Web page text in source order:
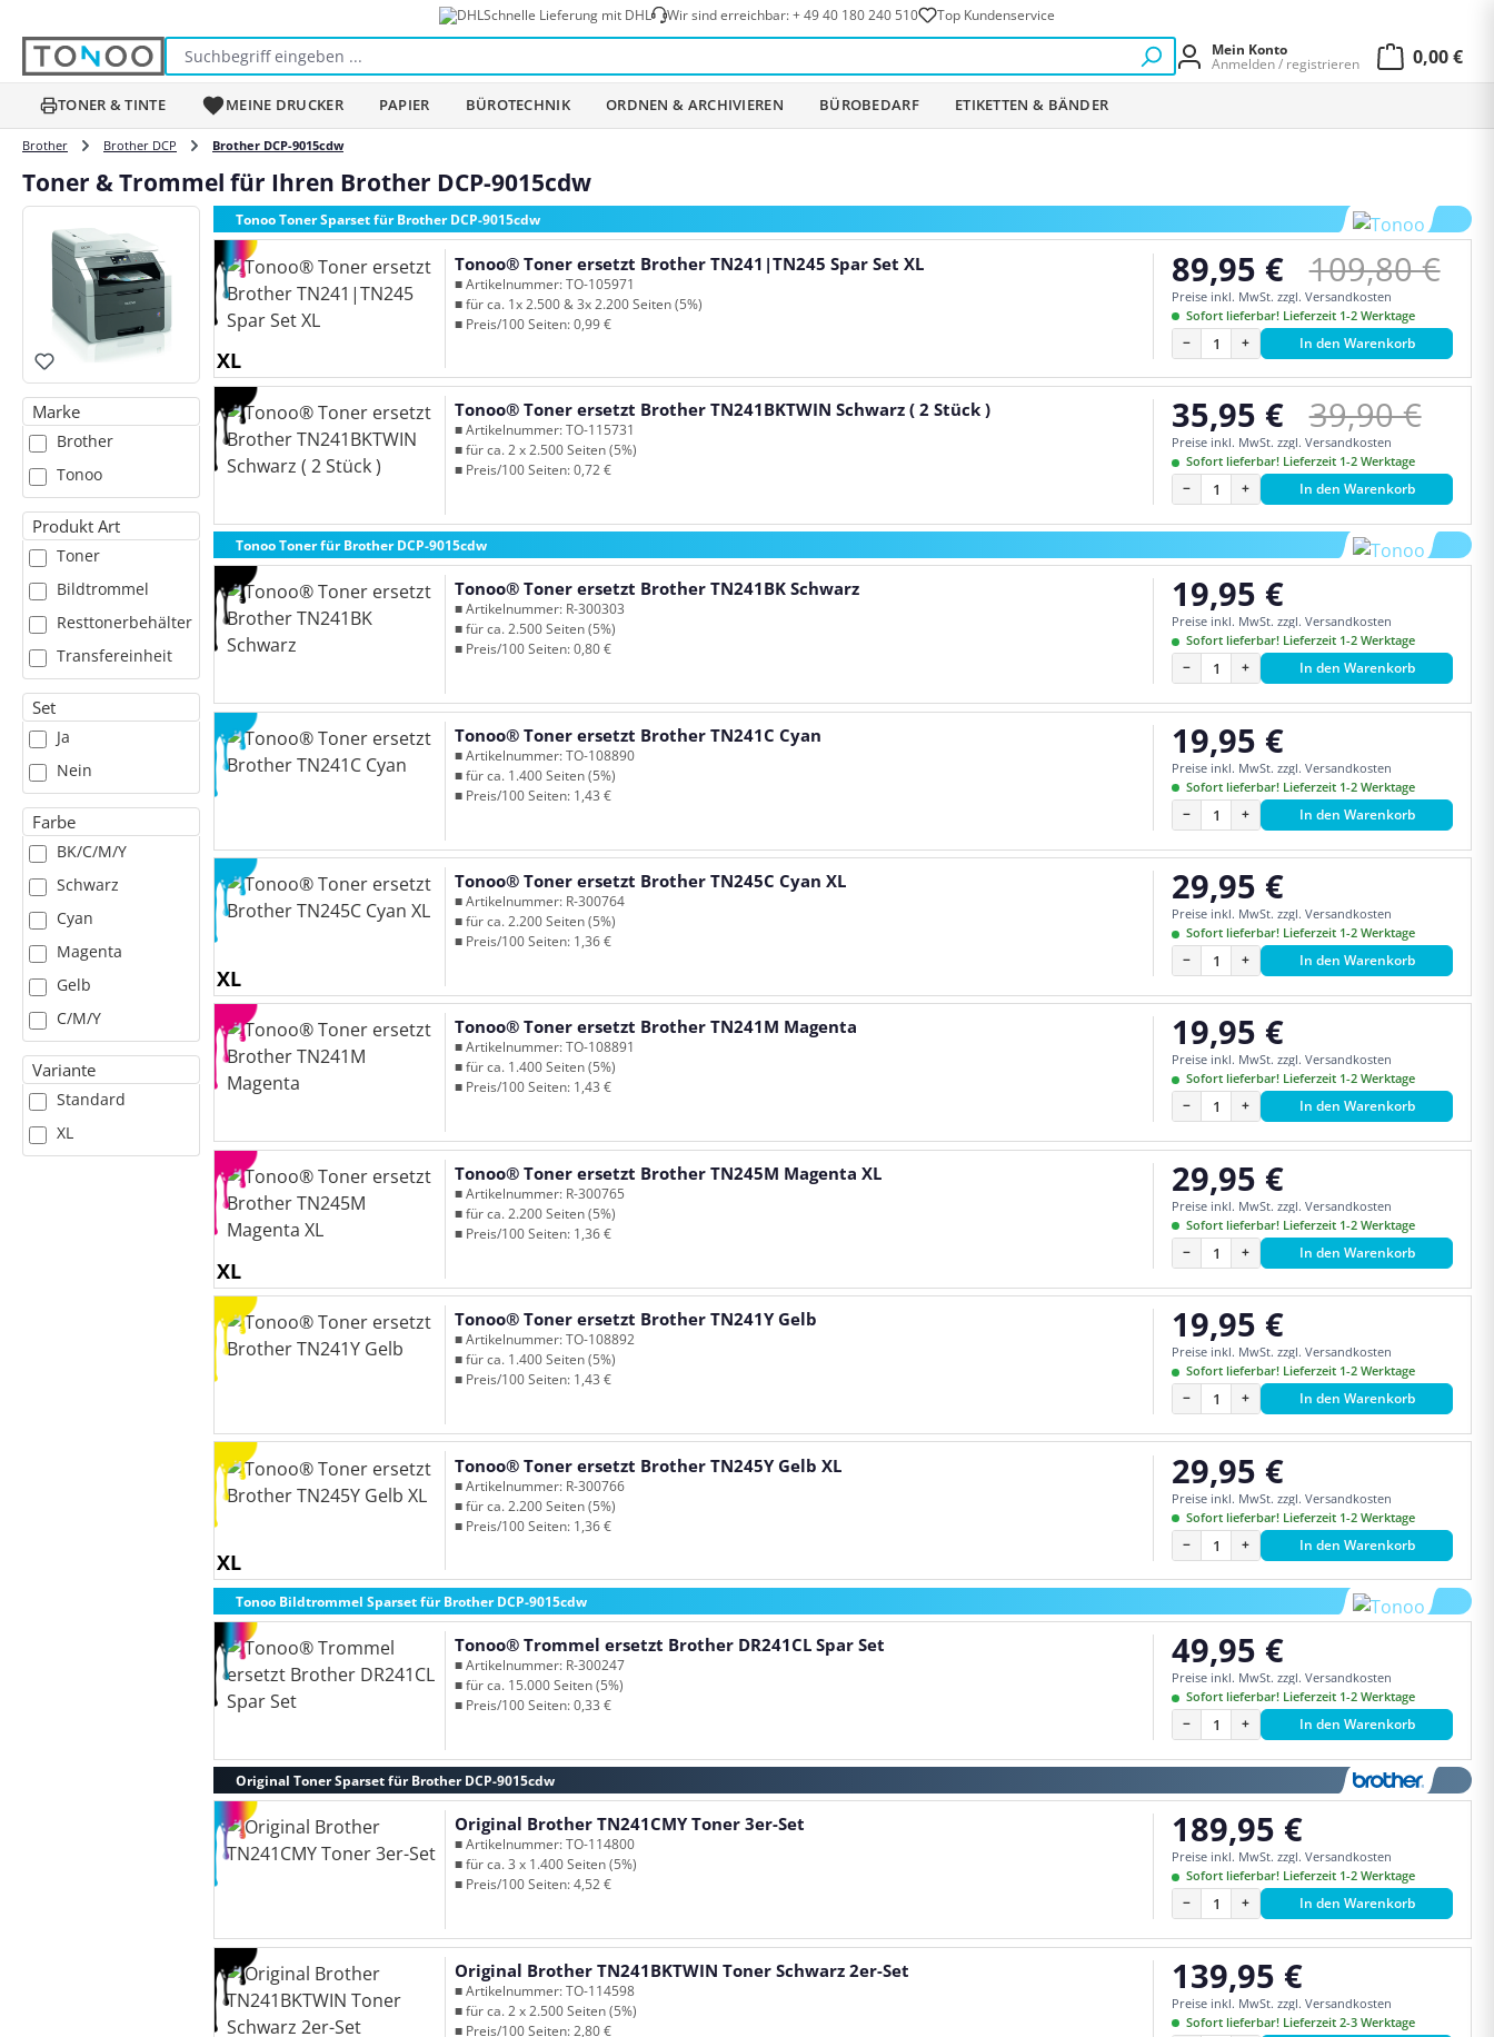
Schnelle Lieferung mit DHL Wir sind erreichbar:+ 49 40 180 240 510 Top Kundenservice
Mein Konto
Anmelden / registrieren
0,00 €
TONER & TINTE MEINE DRUCKER PAPIER BÜROTECHNIK ORDNEN & ARCHIVIEREN BÜROBEDARF ETIKETTEN & BÄNDER
Brother Brother DCP Brother DCP-9015cdw
Toner & Trommel für Ihren Brother DCP-9015cdw
Marke
Brother
Tonoo
Produkt Art
Toner
Bildtrommel
Resttonerbehälter
Transfereinheit
Set
Ja
Nein
Farbe
BK/C/M/Y
Schwarz
Cyan
Magenta
Gelb
C/M/Y
Variante
Standard
XL
Tonoo Toner Sparset für Brother DCP-9015cdw
XL
Tonoo® Toner ersetzt Brother TN241|TN245 Spar Set XL
■ Artikelnummer: TO-105971
■ für ca. 1x 2.500 & 3x 2.200 Seiten (5%)
■ Preis/100 Seiten: 0,99 €
Verkaufspreis:
89,95 € Regulärer
109,80 €
Preise inkl. MwSt. zzgl. Versandkosten
Sofort lieferbar! Lieferzeit 1-2 Werktage
− + In den Warenkorb
Tonoo® Toner ersetzt Brother TN241BKTWIN Schwarz ( 2 Stück )
■ Artikelnummer: TO-115731
■ für ca. 2 x 2.500 Seiten (5%)
■ Preis/100 Seiten: 0,72 €
Verkaufspreis:
35,95 € Regulärer
39,90 €
Preise inkl. MwSt. zzgl. Versandkosten
Sofort lieferbar! Lieferzeit 1-2 Werktage
− + In den Warenkorb
Tonoo Toner für Brother DCP-9015cdw
Tonoo® Toner ersetzt Brother TN241BK Schwarz
■ Artikelnummer: R-300303
■ für ca. 2.500 Seiten (5%)
■ Preis/100 Seiten: 0,80 €
Regulärer Preis:
19,95 €
Preise inkl. MwSt. zzgl. Versandkosten
Sofort lieferbar! Lieferzeit 1-2 Werktage
− + In den Warenkorb
Tonoo® Toner ersetzt Brother TN241C Cyan
■ Artikelnummer: TO-108890
■ für ca. 1.400 Seiten (5%)
■ Preis/100 Seiten: 1,43 €
Regulärer Preis:
19,95 €
Preise inkl. MwSt. zzgl. Versandkosten
Sofort lieferbar! Lieferzeit 1-2 Werktage
− + In den Warenkorb
XL
Tonoo® Toner ersetzt Brother TN245C Cyan XL
■ Artikelnummer: R-300764
■ für ca. 2.200 Seiten (5%)
■ Preis/100 Seiten: 1,36 €
Regulärer Preis:
29,95 €
Preise inkl. MwSt. zzgl. Versandkosten
Sofort lieferbar! Lieferzeit 1-2 Werktage
− + In den Warenkorb
Tonoo® Toner ersetzt Brother TN241M Magenta
■ Artikelnummer: TO-108891
■ für ca. 1.400 Seiten (5%)
■ Preis/100 Seiten: 1,43 €
Regulärer Preis:
19,95 €
Preise inkl. MwSt. zzgl. Versandkosten
Sofort lieferbar! Lieferzeit 1-2 Werktage
− + In den Warenkorb
XL
Tonoo® Toner ersetzt Brother TN245M Magenta XL
■ Artikelnummer: R-300765
■ für ca. 2.200 Seiten (5%)
■ Preis/100 Seiten: 1,36 €
Regulärer Preis:
29,95 €
Preise inkl. MwSt. zzgl. Versandkosten
Sofort lieferbar! Lieferzeit 1-2 Werktage
− + In den Warenkorb
Tonoo® Toner ersetzt Brother TN241Y Gelb
■ Artikelnummer: TO-108892
■ für ca. 1.400 Seiten (5%)
■ Preis/100 Seiten: 1,43 €
Regulärer Preis:
19,95 €
Preise inkl. MwSt. zzgl. Versandkosten
Sofort lieferbar! Lieferzeit 1-2 Werktage
− + In den Warenkorb
XL
Tonoo® Toner ersetzt Brother TN245Y Gelb XL
■ Artikelnummer: R-300766
■ für ca. 2.200 Seiten (5%)
■ Preis/100 Seiten: 1,36 €
Regulärer Preis:
29,95 €
Preise inkl. MwSt. zzgl. Versandkosten
Sofort lieferbar! Lieferzeit 1-2 Werktage
− + In den Warenkorb
Tonoo Bildtrommel Sparset für Brother DCP-9015cdw
Tonoo® Trommel ersetzt Brother DR241CL Spar Set
■ Artikelnummer: R-300247
■ für ca. 15.000 Seiten (5%)
■ Preis/100 Seiten: 0,33 €
Regulärer Preis:
49,95 €
Preise inkl. MwSt. zzgl. Versandkosten
Sofort lieferbar! Lieferzeit 1-2 Werktage
− + In den Warenkorb
Original Toner Sparset für Brother DCP-9015cdw
Original Brother TN241CMY Toner 3er-Set
■ Artikelnummer: TO-114800
■ für ca. 3 x 1.400 Seiten (5%)
■ Preis/100 Seiten: 4,52 €
Regulärer Preis:
189,95 €
Preise inkl. MwSt. zzgl. Versandkosten
Sofort lieferbar! Lieferzeit 1-2 Werktage
− + In den Warenkorb
Original Brother TN241BKTWIN Toner Schwarz 2er-Set
■ Artikelnummer: TO-114598
■ für ca. 2 x 2.500 Seiten (5%)
■ Preis/100 Seiten: 2,80 €
Regulärer Preis:
139,95 €
Preise inkl. MwSt. zzgl. Versandkosten
Sofort lieferbar! Lieferzeit 2-3 Werktage